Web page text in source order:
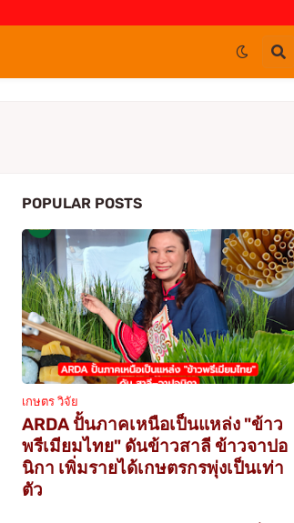
POPULAR POSTS
เกษตร วิจัย
ARDA ปั้นภาคเหนือเป็นแหล่ง "ข้าว
พรีเมียมไทย" ดันข้าวสาลี ข้าวจาปอ
นิกา เพิ่มรายได้เกษตรกรพุ่งเป็นเท่า
ตัว